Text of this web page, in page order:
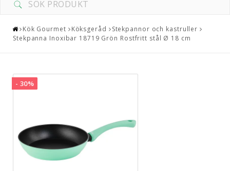
Kök Gourmet Köksgeråd
Stekpannor och kastruller
Stekpanna Inoxibar 18719 Grön Rostfritt stål Ø 18 cm
- 30%